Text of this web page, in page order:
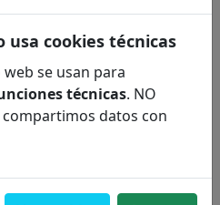
climático /
/ tecnología / ciencias
/ medicina
usa cookies técnicas
se usan para
técnicas. NO
datos con